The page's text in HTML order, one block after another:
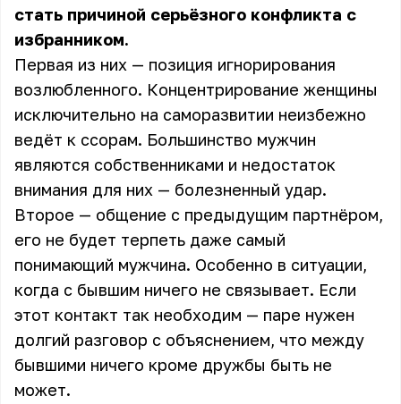
стать причиной серьёзного конфликта с
избранником.
Первая из них — позиция игнорирования
возлюбленного. Концентрирование женщины
исключительно на саморазвитии неизбежно
ведёт к ссорам. Большинство мужчин
являются собственниками и недостаток
внимания для них — болезненный удар.
Второе — общение с предыдущим партнёром,
его не будет терпеть даже самый
понимающий мужчина. Особенно в ситуации,
когда с бывшим ничего не связывает. Если
этот контакт так необходим — паре нужен
долгий разговор с объяснением, что между
бывшими ничего кроме дружбы быть не
может.